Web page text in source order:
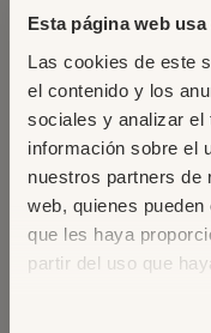
Esta página web
Las cookies de este
el contenido y los
sociales y analizar el
información sobre el
nuestros partners de
web, quienes
que les haya
partir del uso que
AIDA BLOUSE
OPERA GRAPE
129,95€
XS S M L
Adding
product
to
your
cart